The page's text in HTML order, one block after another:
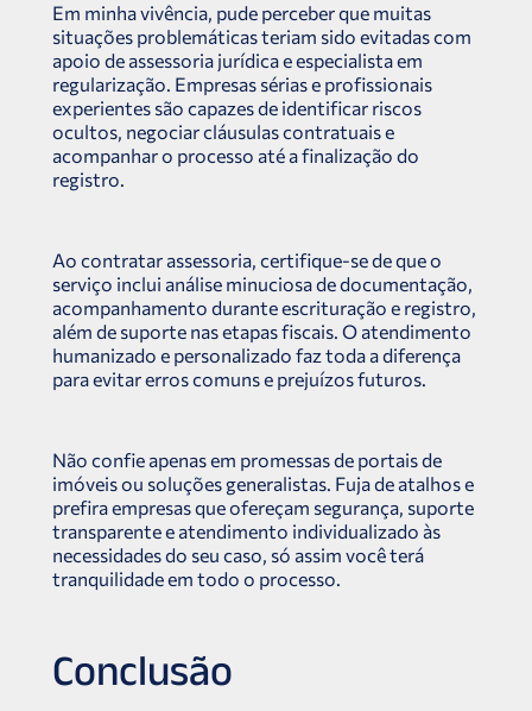
Em minha vivência, pude perceber que muitas
situações problemáticas teriam sido evitadas com
apoio de assessoria jurídica e especialista em
regularização. Empresas sérias e profissionais
experientes são capazes de identificar riscos
ocultos, negociar cláusulas contratuais e
acompanhar o processo até a finalização do
registro.
Ao contratar assessoria, certifique-se de que o
serviço inclui análise minuciosa de documentação,
acompanhamento durante escrituração e registro,
além de suporte nas etapas fiscais. O atendimento
humanizado e personalizado faz toda a diferença
para evitar erros comuns e prejuízos futuros.
Não confie apenas em promessas de portais de
imóveis ou soluções generalistas. Fuja de atalhos e
prefira empresas que ofereçam segurança, suporte
transparente e atendimento individualizado às
necessidades do seu caso, só assim você terá
tranquilidade em todo o processo.
Conclusão